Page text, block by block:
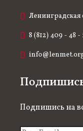
Ленинградская
8 (812) 409 - 48 -
Подпишись на